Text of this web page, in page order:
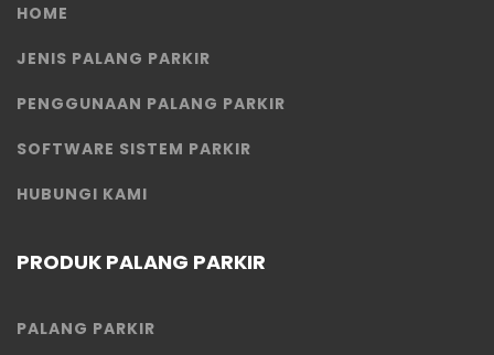
HOME
JENIS PALANG PARKIR
PENGGUNAAN PALANG PARKIR
SOFTWARE SISTEM PARKIR
HUBUNGI KAMI
PRODUK PALANG PARKIR
PALANG PARKIR